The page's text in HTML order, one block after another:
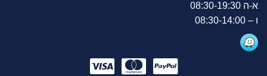
א-ה 08:30-19:30
ו – 08:30-14:00